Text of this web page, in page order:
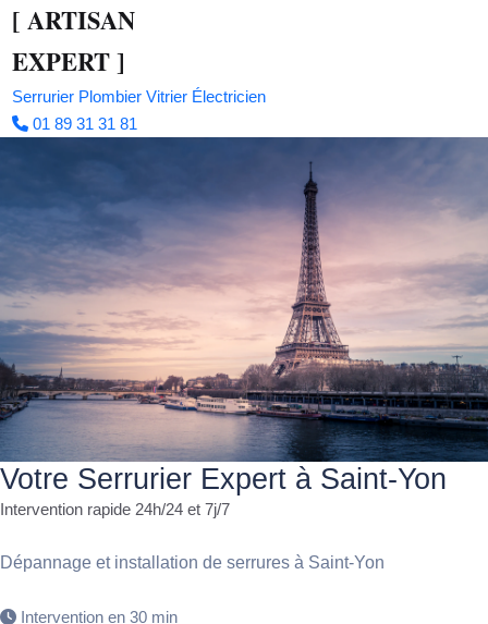
[ ARTISAN
EXPERT]
Serrurier Plombier Vitrier Électricien
01 89 31 31 81
Votre Serrurier Expert à Saint-Yon
Intervention rapide 24h/24 et 7j/7
Dépannage et installation de serrures à Saint-Yon
Intervention en 30 min